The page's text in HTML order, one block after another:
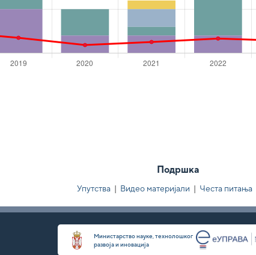
Подршка
Упутства | Видео материјали | Честа питања
Министарство науке, технолошког
развоја и иновација